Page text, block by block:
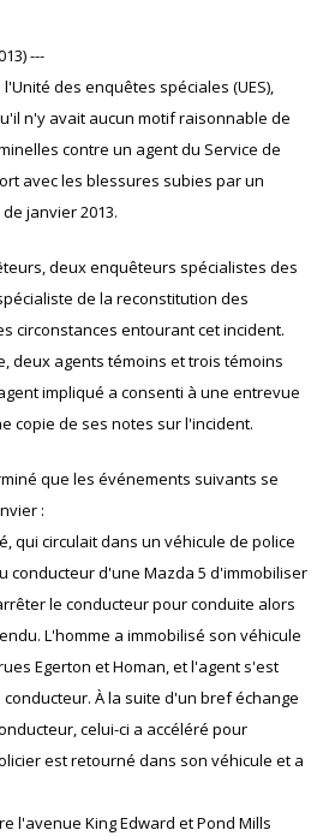
---
des enquêtes spéciales (UES),
n'y avait aucun motif raisonnable de
contre un agent du Service de
avec les blessures subies par un
janvier 2013.
deux enquêteurs spécialistes des
de la reconstitution des
circonstances entourant cet incident.
deux agents témoins et trois témoins
impliqué a consenti à une entrevue
copie de ses notes sur l'incident.
que les événements suivants se
:
qui circulait dans un véhicule de police
conducteur d'une Mazda 5 d'immobiliser
le conducteur pour conduite alors
L'homme a immobilisé son véhicule
Egerton et Homan, et l'agent s'est
À la suite d'un bref échange
celui-ci a accéléré pour
est retourné dans son véhicule et a
l'avenue King Edward et Pond Mills